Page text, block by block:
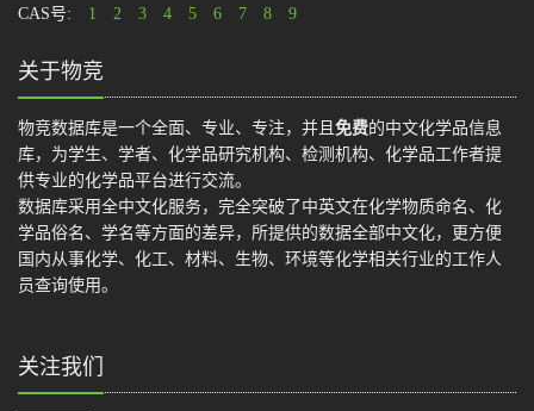
CAS号: 1 2 3 4 5 6 7 8 9
关于物竞
物竞数据库是一个全面、专业、专注，并且 免费的中文化学品信息
库，为学生、学者、化学品研究机构、检测机构、化学品工作者提
供专业的化学品平台进行交流。
数据库采用全中文化服务，完全突破了中英文在化学物质命名、化
学品俗名、学名等方面的差异，所提供的数据全部中文化，更方便
国内从事化学、化工、材料、生物、环境等化学相关行业的工作人
员查询使用。
关注我们